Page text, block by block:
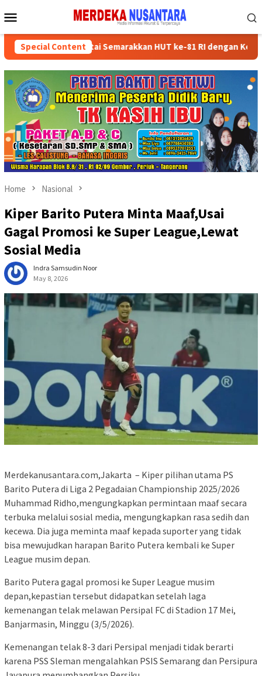
to
Menu
Special Content
Kader Partai Semarakkan HUT ke-81 RI dengan Kegiatan
Home Nasional
Kiper Barito Putera Minta Maaf,Usai
Gagal Promosi ke Super League,Lewat
Sosial Media
Indra Samsudin Noor
May 8, 2026
Merdekanusantara.com,Jakarta – Kiper pilihan utama PS
Barito Putera di Liga 2 Pegadaian Championship 2025/2026
Muhammad Ridho,mengungkapkan permintaan maaf secara
terbuka melalui sosial media, mengungkapkan rasa sedih dan
kecewa. Dia juga meminta maaf kepada suporter yang tidak
bisa mewujudkan harapan Barito Putera kembali ke Super
League musim depan.
Barito Putera gagal promosi ke Super League musim
depan,kepastian tersebut didapatkan setelah laga
kemenangan telak melawan Persipal FC di Stadion 17 Mei,
Banjarmasin, Minggu (3/5/2026).
Kemenangan telak 8-3 dari Persipal menjadi tidak berarti
karena PSS Sleman mengalahkan PSIS Semarang dan Persipura